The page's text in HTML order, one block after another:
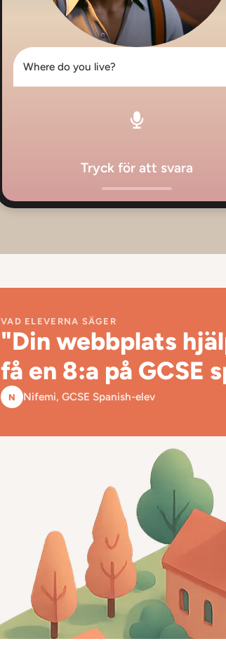
Where do you live?
Tryck för att svara
VAD ELEVERNA SÄGER
"Din webbplats
få en 8:a på GCSE
N Nifemi, GCSE Spanish-elev